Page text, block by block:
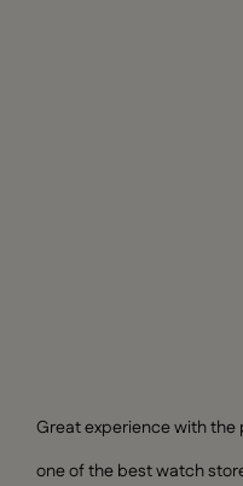
Great experience with the
one of the best watch